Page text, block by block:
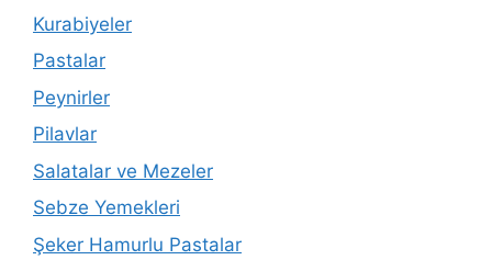
Kurabiyeler
Pastalar
Peynirler
Pilavlar
Salatalar ve Mezeler
Sebze Yemekleri
Şeker Hamurlu Pastalar